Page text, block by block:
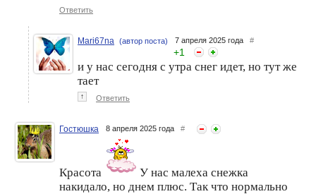
Ответить
Mari67na (автор поста) 7 апреля 2025 года #
+1
и у нас сегодня с утра снег идет, но тут же
тает
↑ Ответить
Гостюшка 8 апреля 2025 года #
Красота
У нас малеха снежка
накидало, но днем плюс. Так что нормально